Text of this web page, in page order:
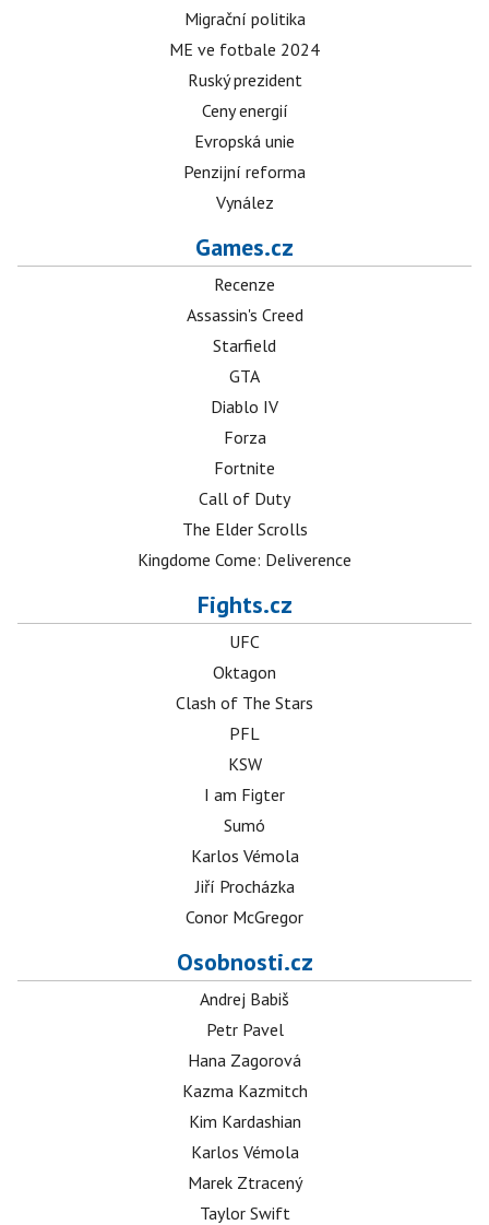
Migrační politika
ME ve fotbale 2024
Ruský prezident
Ceny energií
Evropská unie
Penzijní reforma
Vynález
Games.cz
Recenze
Assassin's Creed
Starfield
GTA
Diablo IV
Forza
Fortnite
Call of Duty
The Elder Scrolls
Kingdome Come: Deliverence
Fights.cz
UFC
Oktagon
Clash of The Stars
PFL
KSW
I am Figter
Sumó
Karlos Vémola
Jiří Procházka
Conor McGregor
Osobnosti.cz
Andrej Babiš
Petr Pavel
Hana Zagorová
Kazma Kazmitch
Kim Kardashian
Karlos Vémola
Marek Ztracený
Taylor Swift